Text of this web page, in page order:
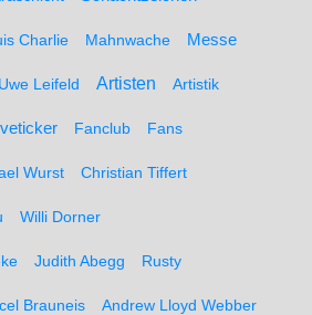
Charlie Mahnwache Messe
Uwe Leifeld Artisten Artistik
Fanclub Fans
Wurst Christian Tiffert
Willi Dorner
Judith Abegg Rusty
Brauneis Andrew Lloyd Webber